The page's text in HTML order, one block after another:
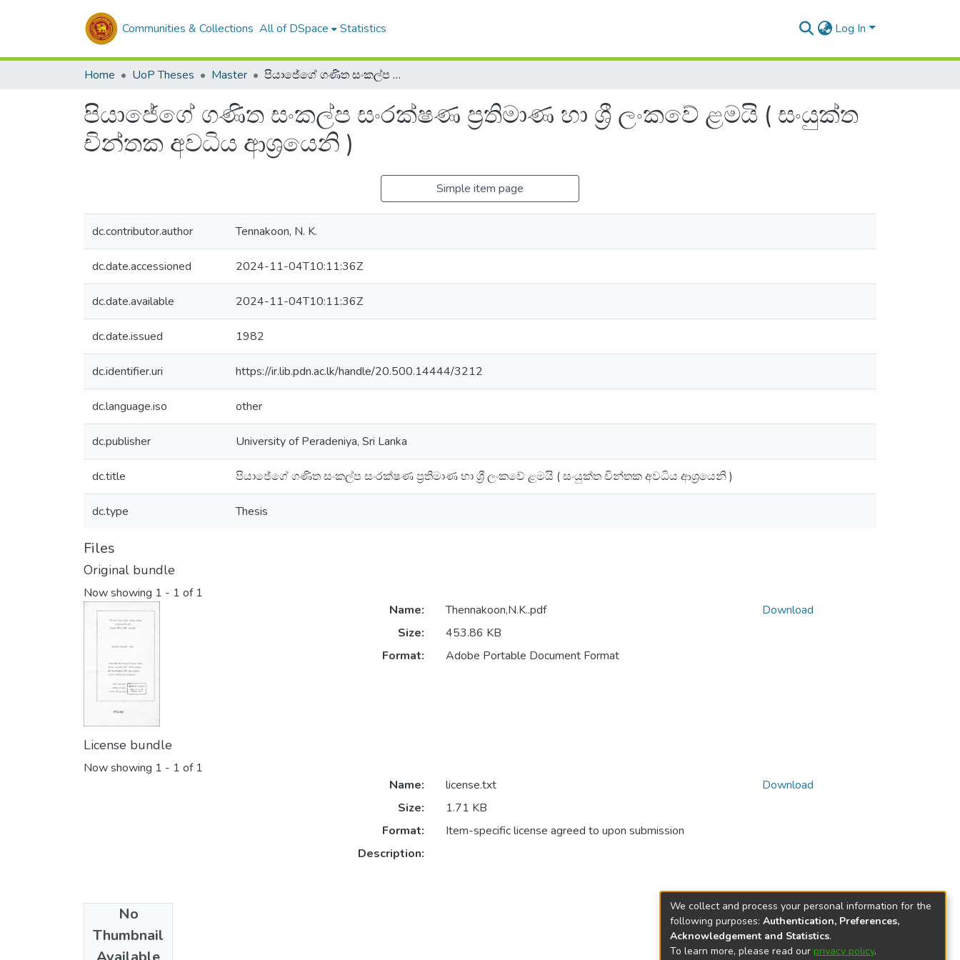
Communities & Collections All of DSpace Statistics Log In
Home UoP Theses Master පියාජේගේ ගණිත සංකල්ප සංරක්ෂණ ප්‍රතිමාණ හා ශ්‍රී ලංකවේ ළමයි ( සංයුක්ත චින්තක අවධිය ආශ්‍රයෙනි )
පියාජේගේ ගණිත සංකල්ප සංරක්ෂණ ප්‍රතිමාණ හා ශ්‍රී ලංකවේ ළමයි ( සංයුක්ත
චින්තක අවධිය ආශ්‍රයෙනි )
Simple item page
dc.contributor.author Tennakoon, N. K.
dc.date.accessioned 2024-11-04T10:11:36Z
dc.date.available 2024-11-04T10:11:36Z
dc.date.issued 1982
dc.identifier.uri https://ir.lib.pdn.ac.lk/handle/20.500.14444/3212
dc.language.iso other
dc.publisher University of Peradeniya, Sri Lanka
dc.title පියාජේගේ ගණිත සංකල්ප සංරක්ෂණ ප්‍රතිමාණ හා ශ්‍රී ලංකවේ ළමයි ( සංයුක්ත චින්තක අවධිය ආශ්‍රයෙනි )
dc.type Thesis
Files
Original bundle
Now showing 1 - 1 of 1
Name:
Thennakoon,N.K..pdf
Size:
453.86 KB
Format:
Adobe Portable Document Format
Download
License bundle
Now showing 1 - 1 of 1
No
Thumbnail
Name:
license.txt
Size:
1.71 KB
Format:
Item-specific license agreed to upon submission
Description:
Download
Collections
Master
We collect and process your personal information for the
following purposes: Authentication, Preferences,
Acknowledgement and Statistics.
To learn more, please read our privacy policy.